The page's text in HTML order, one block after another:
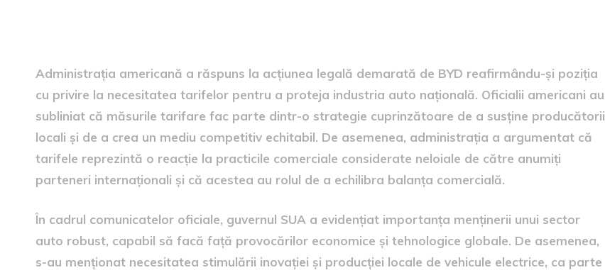
Administrația americană a răspuns la acțiunea legală demarată de BYD reafirmându-și poziția
cu privire la necesitatea tarifelor pentru a proteja industria auto națională. Oficialii americani au
subliniat că măsurile tarifare fac parte dintr-o strategie cuprinzătoare de a susține producătorii
locali și de a crea un mediu competitiv echitabil. De asemenea, administrația a argumentat că
tarifele reprezintă o reacție la practicile comerciale considerate neloiale de către anumiți
parteneri internaționali și că acestea au rolul de a echilibra balanța comercială.
În cadrul comunicatelor oficiale, guvernul SUA a evidențiat importanța menținerii unui sector
auto robust, capabil să facă față provocărilor economice și tehnologice globale. De asemenea,
s-au menționat necesitatea stimulării inovației și producției locale de vehicule electrice, ca parte